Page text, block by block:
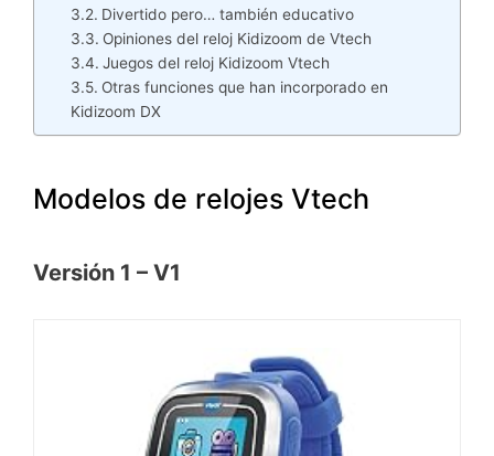
Divertido pero… también educativo
Opiniones del reloj Kidizoom de Vtech
Juegos del reloj Kidizoom Vtech
Otras funciones que han incorporado en
Kidizoom DX
Modelos de relojes Vtech
Versión 1 – V1